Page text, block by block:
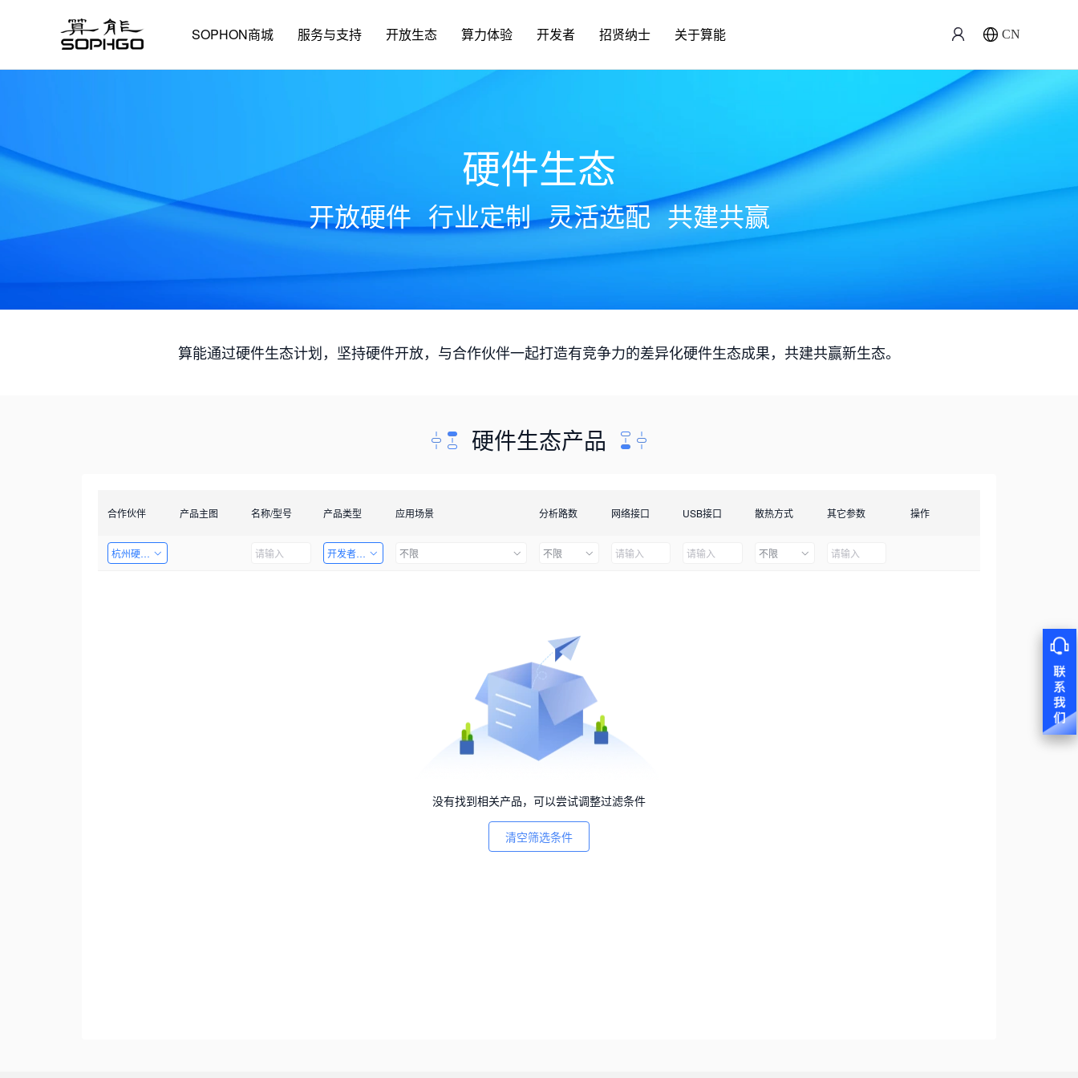
SOPHON商城 服务与支持 开放生态 算力体验 开发者 招贤纳士 关于算能 CN
硬件生态
开放硬件 行业定制 灵活选配 共建共赢
算能通过硬件生态计划，坚持硬件开放，与合作伙伴一起打造有竞争力的差异化硬件生态成果，共建共赢新生态。
硬件生态产品
合作伙伴 产品主图 名称/型号 产品类型 应用场景 分析路数 网络接口 USB接口 散热方式 其它参数 操作
杭州硬十科技有限公司 开发者套件 不限 不限 不限
没有找到相关产品，可以尝试调整过滤条件
清空筛选条件